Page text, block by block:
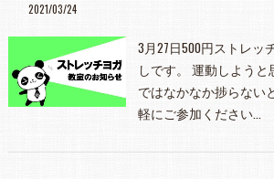
2021/03/24
3月27日500円ストレッ
しです。 運動しよう
ではなかなか捗らない
軽にご参加ください…